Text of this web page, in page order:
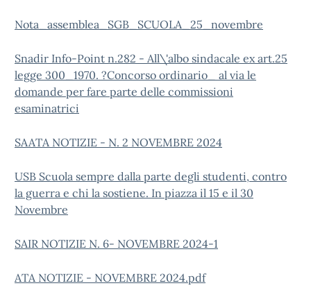
Nota_assemblea_SGB_SCUOLA_25_novembre
Snadir Info-Point n.282 - All\'albo sindacale ex art.25
legge 300_1970. ?Concorso ordinario_ al via le
domande per fare parte delle commissioni
esaminatrici
SAATA NOTIZIE - N. 2 NOVEMBRE 2024
USB Scuola sempre dalla parte degli studenti, contro
la guerra e chi la sostiene. In piazza il 15 e il 30
Novembre
SAIR NOTIZIE N. 6- NOVEMBRE 2024-1
ATA NOTIZIE - NOVEMBRE 2024.pdf